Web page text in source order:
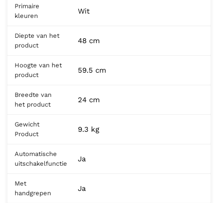
Primaire
kleuren
Wit
Diepte van het
product
48 cm
Hoogte van het
product
59.5 cm
Breedte van
het product
24 cm
Gewicht
Product
9.3 kg
Automatische
uitschakelfunctie
Ja
Met
handgrepen
Ja